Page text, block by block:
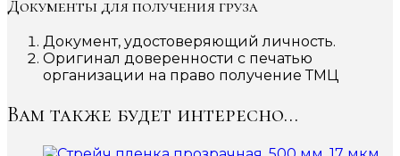
Документы для получения груза
Документ, удостоверяющий личность.
Оригинал доверенности с печатью
организации на право получение ТМЦ
Вам также будет интересно…